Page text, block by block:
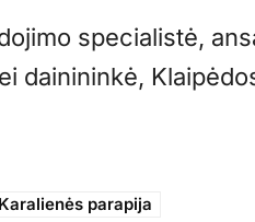
specialistė,
dainininkė,
parapija